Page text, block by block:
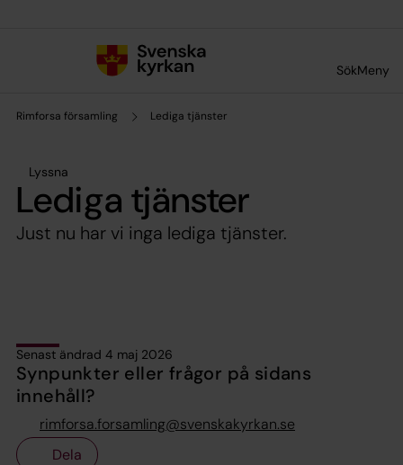
SökMeny
Rimforsa församling Lediga tjänster
Lyssna
Lediga tjänster
Just nu har vi inga lediga tjänster.
Senast ändrad 4 maj 2026
Synpunkter eller frågor på sidans
innehåll?
rimforsa.forsamling@svenskakyrkan.se
Dela